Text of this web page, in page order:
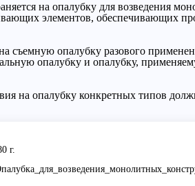
на опалубку для возведения
элементов, обеспечивающих
на съемную опалубку разового
опалубку и опалубку,
на опалубку конкретных типов
г.